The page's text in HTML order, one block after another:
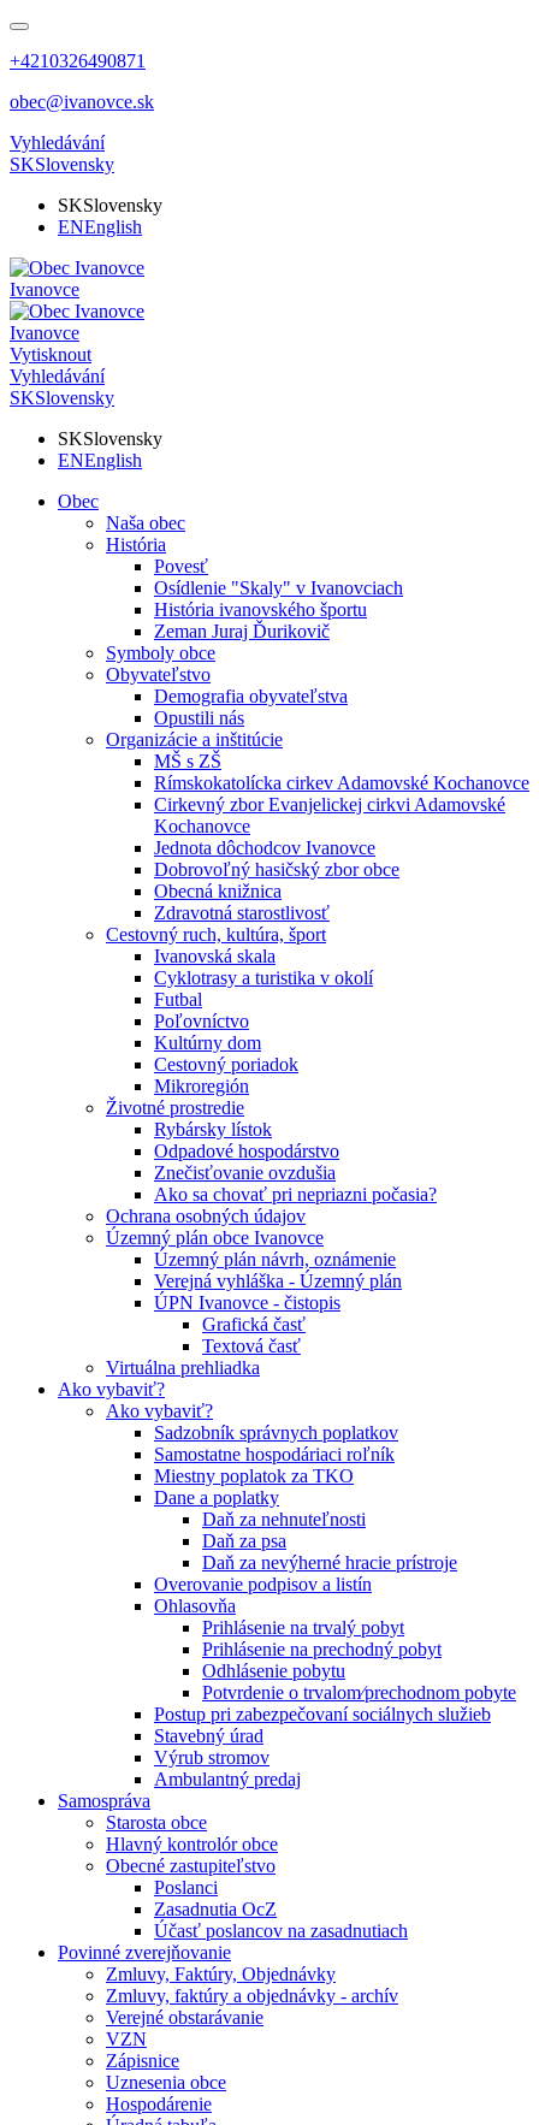
+4210326490871
obec@ivanovce.sk
Vyhledávání
SKSlovensky
SKSlovensky
ENEnglish
Ivanovce
Ivanovce
Vytisknout
Vyhledávání
SKSlovensky
SKSlovensky
ENEnglish
Obec
Naša obec
História
Povesť
Osídlenie "Skaly" v Ivanovciach
História ivanovského športu
Zeman Juraj Ďurikovič
Symboly obce
Obyvateľstvo
Demografia obyvateľstva
Opustili nás
Organizácie a inštitúcie
MŠ s ZŠ
Rímskokatolícka cirkev Adamovské Kochanovce
Cirkevný zbor Evanjelickej cirkvi Adamovské
Kochanovce
Jednota dôchodcov Ivanovce
Dobrovoľný hasičský zbor obce
Obecná knižnica
Zdravotná starostlivosť
Cestovný ruch, kultúra, šport
Ivanovská skala
Cyklotrasy a turistika v okolí
Futbal
Poľovníctvo
Kultúrny dom
Cestovný poriadok
Mikroregión
Životné prostredie
Rybársky lístok
Odpadové hospodárstvo
Znečisťovanie ovzdušia
Ako sa chovať pri nepriazni počasia?
Ochrana osobných údajov
Územný plán obce Ivanovce
Územný plán návrh, oznámenie
Verejná vyhláška - Územný plán
ÚPN Ivanovce - čistopis
Grafická časť
Textová časť
Virtuálna prehliadka
Ako vybaviť?
Ako vybaviť?
Sadzobník správnych poplatkov
Samostatne hospodáriaci roľník
Miestny poplatok za TKO
Dane a poplatky
Daň za nehnuteľnosti
Daň za psa
Daň za nevýherné hracie prístroje
Overovanie podpisov a listín
Ohlasovňa
Prihlásenie na trvalý pobyt
Prihlásenie na prechodný pobyt
Odhlásenie pobytu
Potvrdenie o trvalom⁄prechodnom pobyte
Postup pri zabezpečovaní sociálnych služieb
Stavebný úrad
Výrub stromov
Ambulantný predaj
Samospráva
Starosta obce
Hlavný kontrolór obce
Obecné zastupiteľstvo
Poslanci
Zasadnutia OcZ
Účasť poslancov na zasadnutiach
Povinné zverejňovanie
Zmluvy, Faktúry, Objednávky
Zmluvy, faktúry a objednávky - archív
Verejné obstarávanie
VZN
Zápisnice
Uznesenia obce
Hospodárenie